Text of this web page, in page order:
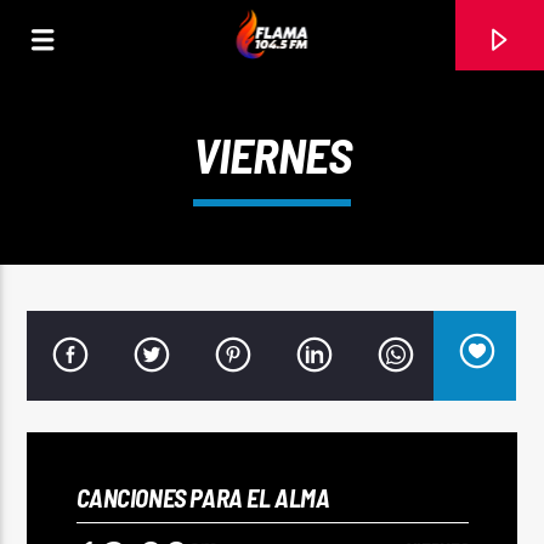
TÍTULO
ARTISTA
VIERNES
CANCIONES PARA EL ALMA